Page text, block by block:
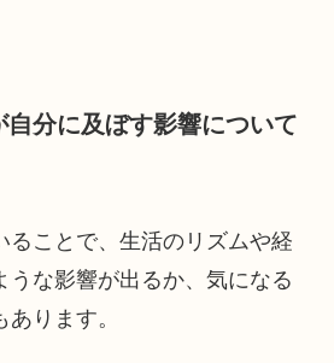
分に及ぼす影響について
ることで、生活のリズムや経
うな影響が出るか、気になる
ります。